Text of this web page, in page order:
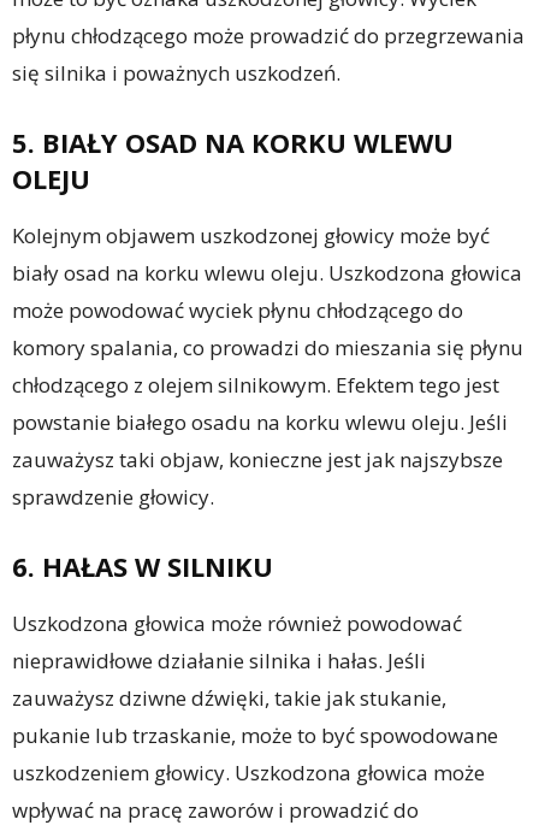
płynu chłodzącego może prowadzić do przegrzewania
się silnika i poważnych uszkodzeń.
5. BIAŁY OSAD NA KORKU WLEWU
OLEJU
Kolejnym objawem uszkodzonej głowicy może być
biały osad na korku wlewu oleju. Uszkodzona głowica
może powodować wyciek płynu chłodzącego do
komory spalania, co prowadzi do mieszania się płynu
chłodzącego z olejem silnikowym. Efektem tego jest
powstanie białego osadu na korku wlewu oleju. Jeśli
zauważysz taki objaw, konieczne jest jak najszybsze
sprawdzenie głowicy.
6. HAŁAS W SILNIKU
Uszkodzona głowica może również powodować
nieprawidłowe działanie silnika i hałas. Jeśli
zauważysz dziwne dźwięki, takie jak stukanie,
pukanie lub trzaskanie, może to być spowodowane
uszkodzeniem głowicy. Uszkodzona głowica może
wpływać na pracę zaworów i prowadzić do